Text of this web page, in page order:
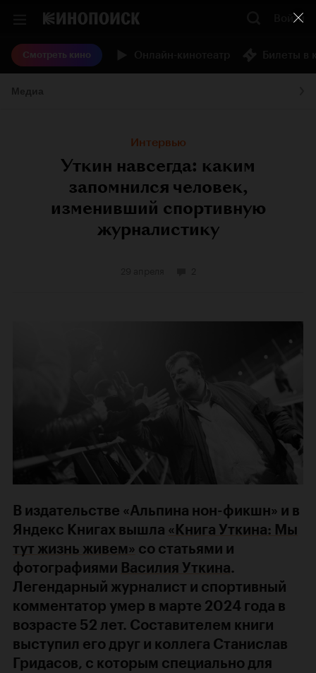
Войти
Смотреть кино
Интервью
Уткин навсегда: каким
запомнился человек,
изменивший спортивную
журналистику
В издательстве «Альпина нон-фикшн» и в
Яндекс Книгах вышла «Книга Уткина: Мы
тут жизнь живем» со статьями и
фотографиями Василия Уткина.
Легендарный журналист и спортивный
комментатор умер в марте 2024 года в
возрасте 52 лет. Составителем книги
выступил его друг и коллега Станислав
Гридасов, с которым специально для